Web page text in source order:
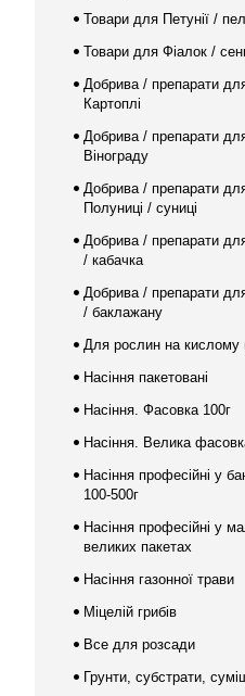
Товари для Петунії /
Товари для Фіалок /
Добрива / препарати
Картоплі
Добрива / препарати
Вінограду
Добрива / препарати
Полуниці / суниці
Добрива / препарати
/ кабачка
Добрива / препарати
/ баклажану
Для рослин на кислому
Насіння пакетовані
Насіння. Фасовка 100г
Насіння. Велика
Насіння професійні у
100-500г
Насіння професійні у
великих пакетах
Насіння газонної трави
Міцелій грибів
Все для розсади
Грунти, субстрати,